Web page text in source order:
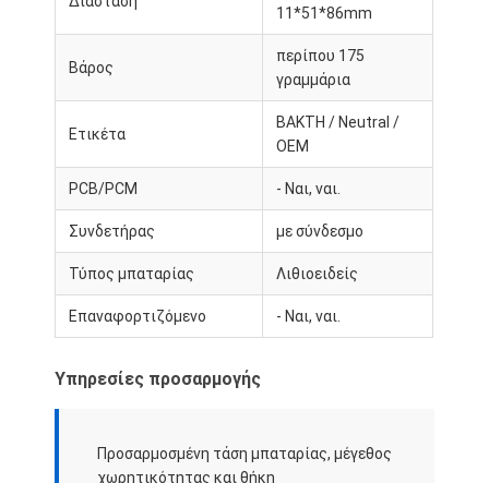
Ξενάγηση στο Εργοστάσιο
Επικοινωνήστε μαζί μας
Νέα
Συνομιλία τώρα
Πακέτο μπαταριών πολυμερούς λιθίου
11*51*86mm
Βάρος
περίπου 175
γραμμάρια
Ετικέτα
BAKTH / Neutral /
OEM
PCB/PCM - Ναι, ναι.
Συνδετήρας με σύνδεσμο
Τύπος μπαταρίας Λιθιοειδείς
Επαναφορτιζόμενο - Ναι, ναι.
Υπηρεσίες προσαρμογής
Προσαρμοσμένη τάση μπαταρίας, μέγεθος
χωρητικότητας και θήκη